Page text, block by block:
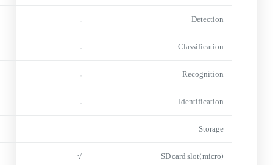
Detection
–
Classification
–
Recognition
–
Identification
–
Storage
(micro)SD card slot
√